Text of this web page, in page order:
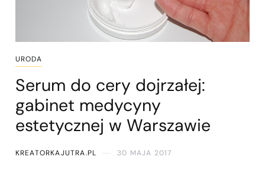
URODA
Serum do cery dojrzałej:
gabinet medycyny
estetycznej w Warszawie
KREATORKAJUTRA.PL 30 MAJA 2017